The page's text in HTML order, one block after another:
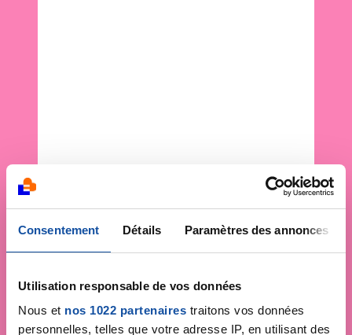
Consentement Détails Paramètres des annonces
Utilisation responsable de vos données
Nous et nos 1022 partenaires traitons vos données
personnelles, telles que votre adresse IP, en utilisant des